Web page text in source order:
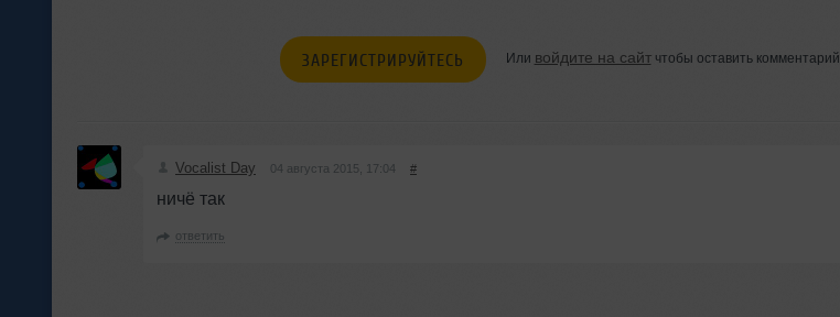
ЗАРЕГИСТРИРУЙТЕСЬ Или войдите на сайтчтобы оставить комментарий
Vocalist Day 04 августа 2015, 17:04 #
ничё так
ответить